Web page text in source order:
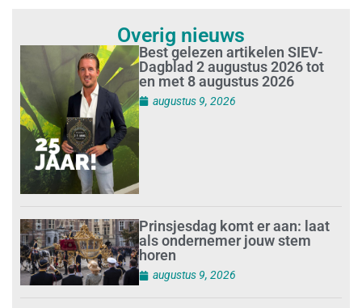
Overig nieuws
Best gelezen artikelen SIEV-
Dagblad 2 augustus 2026 tot
en met 8 augustus 2026
augustus 9, 2026
Prinsjesdag komt er aan: laat
als ondernemer jouw stem
horen
augustus 9, 2026